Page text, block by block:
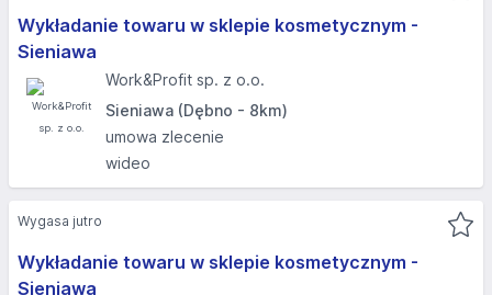
Wykładanie towaru w sklepie kosmetycznym -
Sieniawa
Work&Profit sp. z o.o.
Sieniawa (Dębno - 8km)
umowa zlecenie
wideo
Wykładanie towaru w sklepie kosmetycznym -
Sieniawa
Wygasa jutro